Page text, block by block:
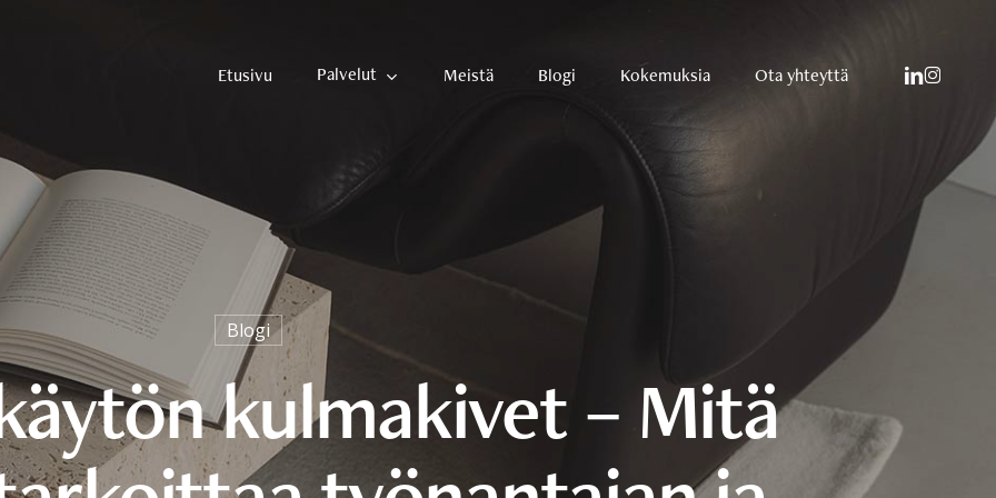
Etusivu Palvelut Meistä Blogi Kokemuksia Ota yhteyttä linkedin
instagram
Blogi
kulmakivet – Mitä